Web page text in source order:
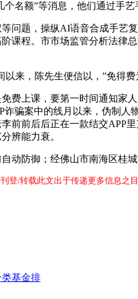
名额”等消息，他们通过手艺
题，操纵AI语音合成手艺复
课程。市市场监管分析法律
，陈先生便信以，”免得费
上课，要第一时间通知家
诈骗案中的线月以来，伪制
前前后后正在一款结交APP
辨能力衰。
防御；经佛山市南海区桂城
登/转载此文出于传递更多信息之
基金排